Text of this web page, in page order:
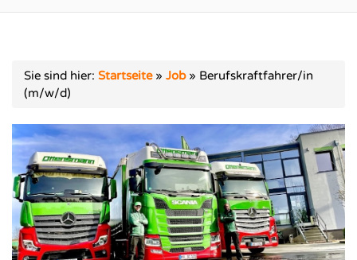
Sie sind hier: Startseite» Job» Berufskraftfahrer/in
(m/w/d)